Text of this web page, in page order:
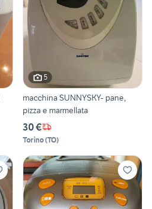
5
macchina SUNNYSKY- pane,
pizza e marmellata
30 €
Torino(TO)